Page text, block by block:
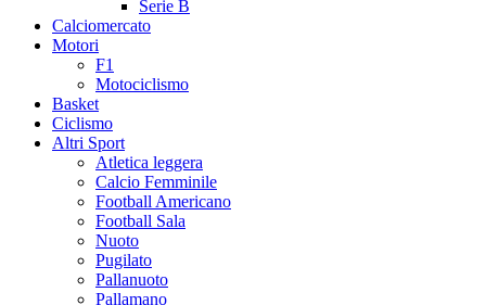
Serie B
Calciomercato
Motori
F1
Motociclismo
Basket
Ciclismo
Altri Sport
Atletica leggera
Calcio Femminile
Football Americano
Football Sala
Nuoto
Pugilato
Pallanuoto
Pallamano